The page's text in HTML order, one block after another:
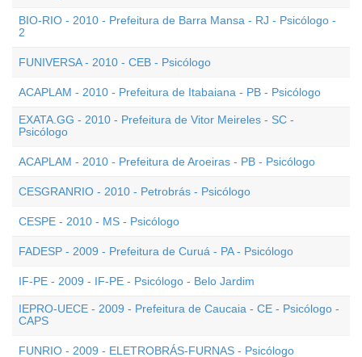
BIO-RIO - 2010 - Prefeitura de Barra Mansa - RJ - Psicólogo -
2
FUNIVERSA - 2010 - CEB - Psicólogo
ACAPLAM - 2010 - Prefeitura de Itabaiana - PB - Psicólogo
EXATA.GG - 2010 - Prefeitura de Vitor Meireles - SC -
Psicólogo
ACAPLAM - 2010 - Prefeitura de Aroeiras - PB - Psicólogo
CESGRANRIO - 2010 - Petrobrás - Psicólogo
CESPE - 2010 - MS - Psicólogo
FADESP - 2009 - Prefeitura de Curuá - PA - Psicólogo
IF-PE - 2009 - IF-PE - Psicólogo - Belo Jardim
IEPRO-UECE - 2009 - Prefeitura de Caucaia - CE - Psicólogo -
CAPS
FUNRIO - 2009 - ELETROBRÁS-FURNAS - Psicólogo